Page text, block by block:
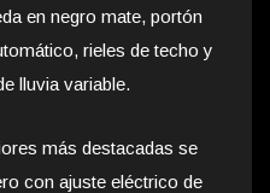
en negro mate, portón
rieles de techo y
lluvia variable.
más destacadas se
con ajuste eléctrico de